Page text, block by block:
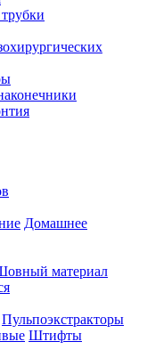
Домашнее
материал
Пульпоэкстракторы
Штифты